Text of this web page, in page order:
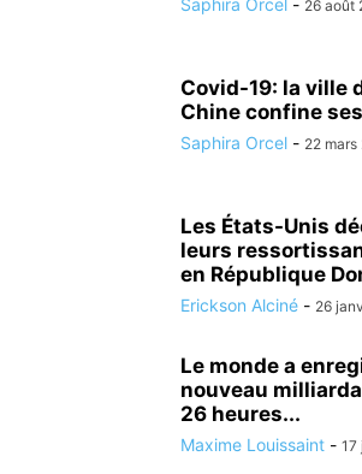
Saphira Orcel - 26 août
Covid-19: la ville
Chine confine
Saphira Orcel - 22
Les États-Unis
leurs
en République
Erickson Alciné - 26
Le monde a
nouveau
26 heures...
Maxime Louissaint - 17